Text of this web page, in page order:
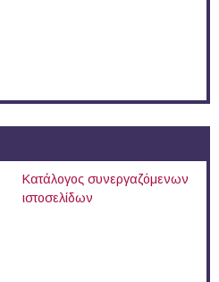
Κατάλογος συνεργαζόμενων
ιστοσελίδων